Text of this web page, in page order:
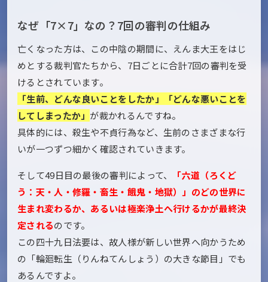
なぜ「7×7」なの？7回の審判の仕組み
亡くなった方は、この中陰の期間に、えんま大王をはじ
めとする裁判官たちから、7日ごとに合計7回の審判を受
けるとされています。
「生前、どんな良いことをしたか」「どんな悪いことを
してしまったか」 が裁かれるんですね。
具体的には、殺生や不貞行為など、生前のさまざまな行
いが一つずつ細かく確認されていきます。
そして49日目の最後の審判によって、
「六道（ろくど
う：天・人・修羅・畜生・餓鬼・地獄）」のどの世界に
生まれ変わるか、あるいは極楽浄土へ行けるかが最終決
定されるのです。
この四十九日法要は、故人様が新しい世界へ向かうため
の「輪廻転生（りんねてんしょう）の大きな節目」でも
あるんですよ。